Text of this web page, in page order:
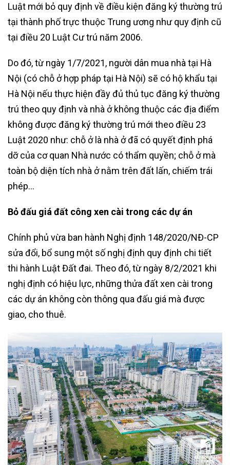
Luật mới bỏ quy định về điều kiện đăng ký thường trú
tại thành phố trực thuộc Trung ương như quy định cũ
tại điều 20 Luật Cư trú năm 2006.
Do đó, từ ngày 1/7/2021, người dân mua nhà tại Hà
Nội (có chỗ ở hợp pháp tại Hà Nội) sẽ có hộ khẩu tại
Hà Nội nếu thực hiện đầy đủ thủ tục đăng ký thường
trú theo quy định và nhà ở không thuộc các địa điểm
không được đăng ký thường trú mới theo điều 23
Luật 2020 như: chỗ ở là nhà ở đã có quyết định phá
dỡ của cơ quan Nhà nước có thẩm quyền; chỗ ở mà
toàn bộ diện tích nhà ở nằm trên đất lấn, chiếm trái
phép…
Bỏ đấu giá đất công xen cài trong các dự án
Chính phủ vừa ban hành Nghị định 148/2020/NĐ-CP
sửa đổi, bổ sung một số nghị định quy định chi tiết
thi hành Luật Đất đai. Theo đó, từ ngày 8/2/2021 khi
nghị định có hiệu lực, những thửa đất xen cài trong
các dự án không còn thông qua đấu giá mà được
giao, cho thuê.